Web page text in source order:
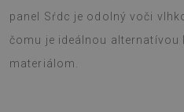
panel Sŕdc je odolný voči
čomu je ideálnou alternatívou
materiálom.